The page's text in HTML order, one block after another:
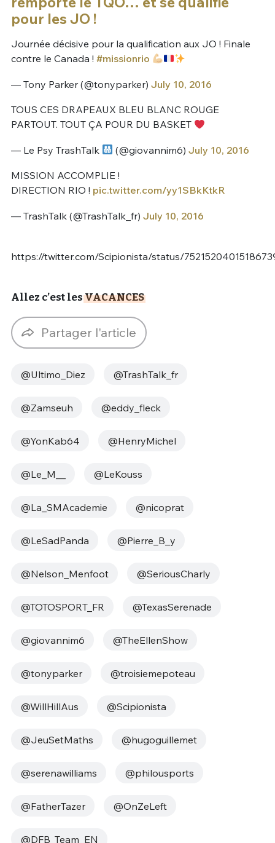
pour les JO !
Journée décisive pour la qualification aux JO ! Finale
contre le Canada ! #missionrio
— Tony Parker (@tonyparker) July 10, 2016
TOUS CES DRAPEAUX BLEU BLANC ROUGE
PARTOUT. TOUT ÇA POUR DU BASKET
— Le Psy TrashTalk (@giovannim6) July 10, 2016
MISSION ACCOMPLIE !
DIRECTION RIO ! pic.twitter.com/yy1SBkKtkR
— TrashTalk (@TrashTalk_fr) July 10, 2016
https://twitter.com/Scipionista/status/
Allez c’est lesVACANCES
Partager l'article
@Ultimo_Diez @TrashTalk_fr
@Zamseuh @eddy_fleck
@YonKab64 @HenryMichel
@Le_M__ @LeKouss
@La_SMAcademie @nicoprat
@LeSadPanda @Pierre_B_y
@Nelson_Menfoot @SeriousCharly
@TOTOSPORT_FR @TexasSerenade
@giovannim6 @TheEllenShow
@tonyparker @troisiemepoteau
@WillHillAus @Scipionista
@JeuSetMaths @hugoguillemet
@serenawilliams @philousports
@FatherTazer @OnZeLeft
@DFB_Team_EN